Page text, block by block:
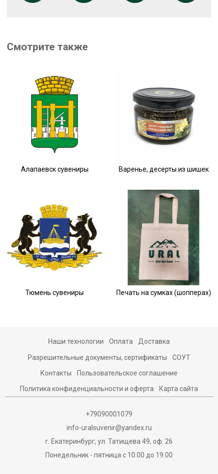
Смотрите также
Алапаевск сувениры Варенье, десерты из шишек
Тюмень сувениры Печать на сумках (шопперах)
Наши технологии Оплата Доставка
Разрешительные документы, сертификаты СОУТ
Контакты Пользовательское соглашение
Политика конфиденциальности и оферта Карта сайта
+79090001079
info-uralsuvenir@yandex.ru
г. Екатеринбург, ул. Татищева 49, оф. 26
Понедельник - пятница с 10.00 до 19.00